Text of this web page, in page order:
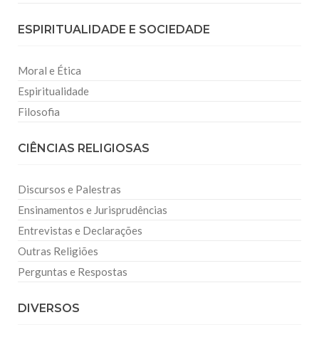
ESPIRITUALIDADE E SOCIEDADE
Moral e Ética
Espiritualidade
Filosofia
CIÊNCIAS RELIGIOSAS
Discursos e Palestras
Ensinamentos e Jurisprudências
Entrevistas e Declarações
Outras Religiões
Perguntas e Respostas
DIVERSOS